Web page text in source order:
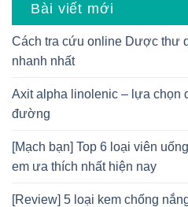
Bài viết mới
Cách tra cứu online Dược thư
nhanh nhất
Axit alpha linolenic – lựa chọn
đường
[Mạch bạn] Top 6 loại viên
em ưa thích nhất hiện nay
[Review] 5 loại kem chống